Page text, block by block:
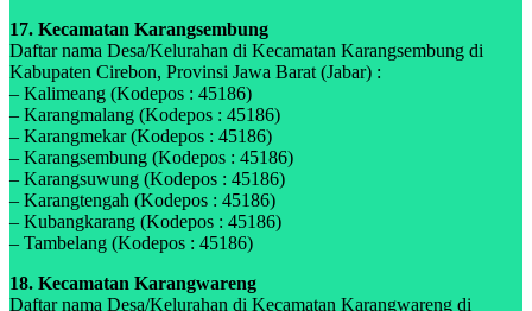
17. Kecamatan Karangsembung
Daftar nama Desa/Kelurahan di Kecamatan Karangsembung di
Kabupaten Cirebon, Provinsi Jawa Barat (Jabar) :
– Kalimeang (Kodepos : 45186)
– Karangmalang (Kodepos : 45186)
– Karangmekar (Kodepos : 45186)
– Karangsembung (Kodepos : 45186)
– Karangsuwung (Kodepos : 45186)
– Karangtengah (Kodepos : 45186)
– Kubangkarang (Kodepos : 45186)
– Tambelang (Kodepos : 45186)
18. Kecamatan Karangwareng
Daftar nama Desa/Kelurahan di Kecamatan Karangwareng di